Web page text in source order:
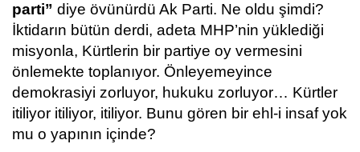
parti” diye övünürdü Ak Parti. Ne oldu şimdi?
İktidarın bütün derdi, adeta MHP’nin yüklediği
misyonla, Kürtlerin bir partiye oy vermesini
önlemekte toplanıyor. Önleyemeyince
demokrasiyi zorluyor, hukuku zorluyor… Kürtler
itiliyor itiliyor, itiliyor. Bunu gören bir ehl-i insaf yok
mu o yapının içinde?